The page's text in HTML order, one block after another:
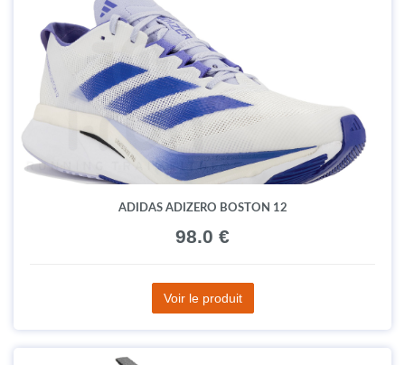
ADIDAS ADIZERO BOSTON 12
98.0 €
Voir le produit